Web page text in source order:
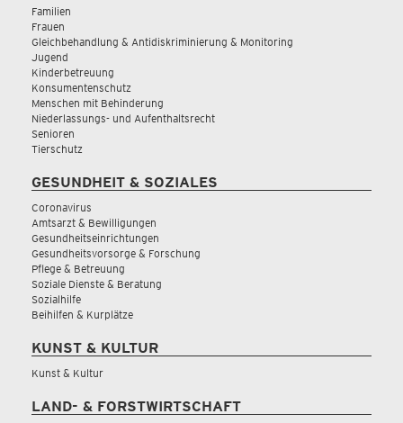
Familien
Frauen
Gleichbehandlung & Antidiskriminierung & Monitoring
Jugend
Kinderbetreuung
Konsumentenschutz
Menschen mit Behinderung
Niederlassungs- und Aufenthaltsrecht
Senioren
Tierschutz
GESUNDHEIT & SOZIALES
Coronavirus
Amtsarzt & Bewilligungen
Gesundheitseinrichtungen
Gesundheitsvorsorge & Forschung
Pflege & Betreuung
Soziale Dienste & Beratung
Sozialhilfe
Beihilfen & Kurplätze
KUNST & KULTUR
Kunst & Kultur
LAND- & FORSTWIRTSCHAFT